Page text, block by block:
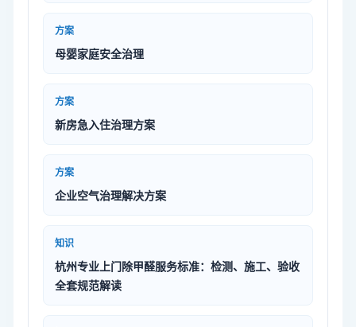
方案
母婴家庭安全治理
方案
新房急入住治理方案
方案
企业空气治理解决方案
知识
杭州专业上门除甲醛服务标准：检测、施工、验收
全套规范解读